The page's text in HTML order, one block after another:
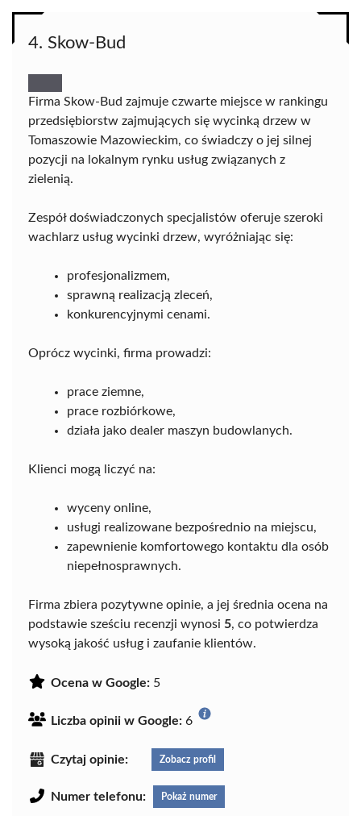
4. Skow-Bud
Firma Skow-Bud zajmuje czwarte miejsce w rankingu
przedsiębiorstw zajmujących się wycinką drzew w
Tomaszowie Mazowieckim, co świadczy o jej silnej
pozycji na lokalnym rynku usług związanych z
zielenią.
Zespół doświadczonych specjalistów oferuje szeroki
wachlarz usług wycinki drzew, wyróżniając się:
profesjonalizmem,
sprawną realizacją zleceń,
konkurencyjnymi cenami.
Oprócz wycinki, firma prowadzi:
prace ziemne,
prace rozbiórkowe,
działa jako dealer maszyn budowlanych.
Klienci mogą liczyć na:
wyceny online,
usługi realizowane bezpośrednio na miejscu,
zapewnienie komfortowego kontaktu dla osób
niepełnosprawnych.
Firma zbiera pozytywne opinie, a jej średnia ocena na
podstawie sześciu recenzji wynosi 5, co potwierdza
wysoką jakość usług i zaufanie klientów.
Ocena w Google: 5
Liczba opinii w Google: 6
Czytaj opinie: Zobacz profil
Numer telefonu: Pokaż numer